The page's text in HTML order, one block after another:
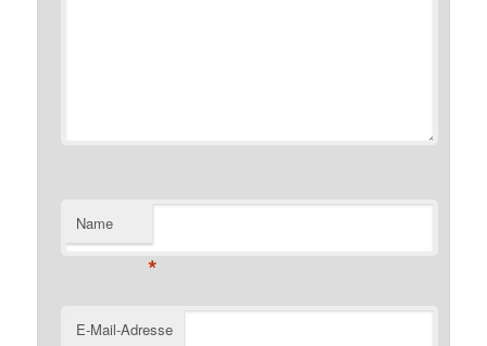
Name
*
E-Mail-Adresse